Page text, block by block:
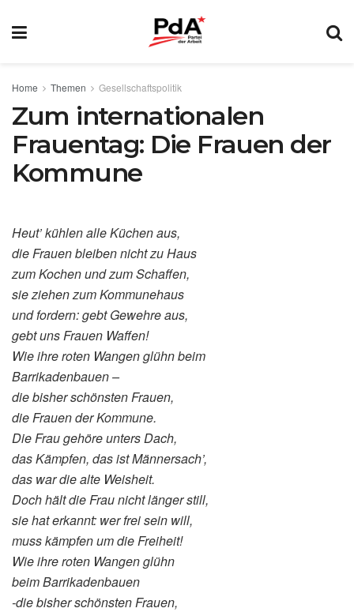
Home Themen Gesellschaftspolitik
Zum internationalen
Frauentag: Die Frauen der
Kommune
Heut’ kühlen alle Küchen aus,
die Frauen bleiben nicht zu Haus
zum Kochen und zum Schaffen,
sie ziehen zum Kommunehaus
und fordern: gebt Gewehre aus,
gebt uns Frauen Waffen!
Wie ihre roten Wangen glühn beim
Barrikadenbauen –
die bisher schönsten Frauen,
die Frauen der Kommune.
Die Frau gehöre unters Dach,
das Kämpfen, das ist Männersach’,
das war die alte Weisheit.
Doch hält die Frau nicht länger still,
sie hat erkannt: wer frei sein will,
muss kämpfen um die Freiheit!
Wie ihre roten Wangen glühn
beim Barrikadenbauen
‑die bisher schönsten Frauen,